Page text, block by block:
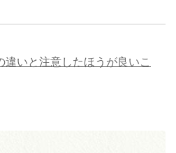
違いと注意したほうが良いこ